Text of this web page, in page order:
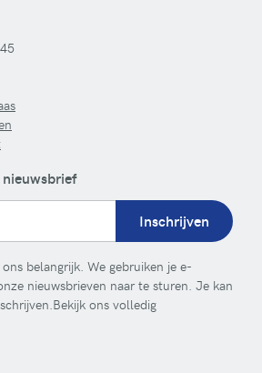
Inschrijven
belangrijk. We gebruiken je e-
nieuwsbrieven naar te sturen. Je kan
ons volledig